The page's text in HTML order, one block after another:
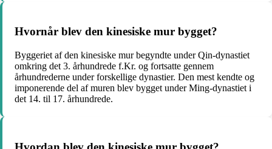
Hvornår blev den kinesiske mur bygget?
Byggeriet af den kinesiske mur begyndte under Qin-dynastiet
omkring det 3. århundrede f.Kr. og fortsatte gennem
århundrederne under forskellige dynastier. Den mest kendte og
imponerende del af muren blev bygget under Ming-dynastiet i
det 14. til 17. århundrede.